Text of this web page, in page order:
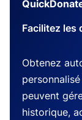
Facilitez les
Obtenez
peuvent
historique,